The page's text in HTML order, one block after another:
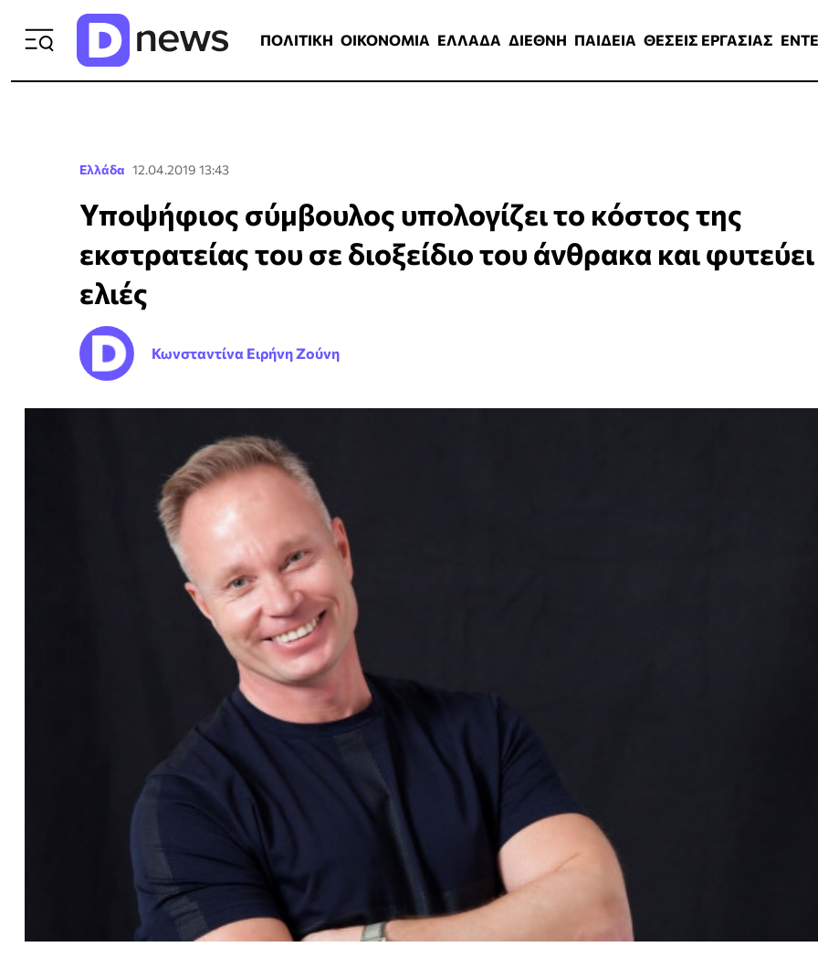
ΠΟΛΙΤΙΚΗ ΟΙΚΟΝΟΜΙΑ ΕΛΛΑΔΑ ΔΙΕΘΝΗ ΠΑΙΔΕΙΑ ΘΕΣΕΙΣ ΕΡΓΑΣΙΑΣ
Ελλάδα 12.04.2019 13:43
Υποψήφιος σύμβουλος υπολογίζει το κόστος της
εκστρατείας του σε διοξείδιο του άνθρακα και φυτεύει
ελιές
Κωνσταντίνα Ειρήνη Ζούνη